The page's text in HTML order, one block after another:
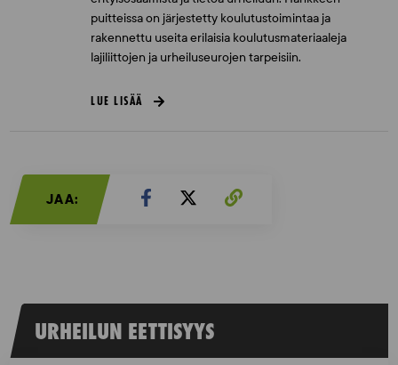
puitteissa on järjestetty koulutustoimintaa ja
rakennettu useita erilaisia koulutusmateriaaleja
lajiliittojen ja urheiluseurojen tarpeisiin.
LUE LISÄÄ
JAA:
URHEILUN EETTISYYS